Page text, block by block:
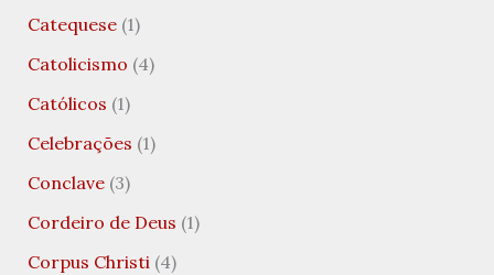
Catequese(1)
Catolicismo (4)
Católicos (1)
Celebrações (1)
Conclave(3)
Cordeiro de Deus (1)
Corpus Christi(4)